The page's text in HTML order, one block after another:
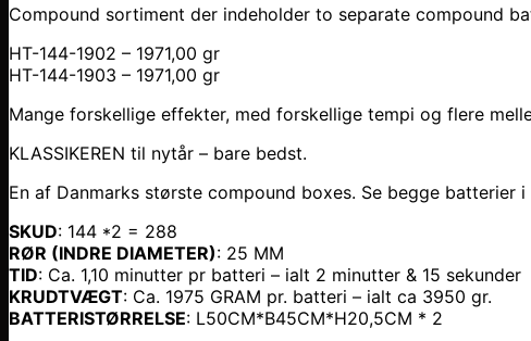
Compound sortiment der indeholder to separate compound
HT-144-1902 – 1971,00 gr
HT-144-1903 – 1971,00 gr
Mange forskellige effekter, med forskellige tempi og flere
KLASSIKEREN til nytår – bare bedst.
En af Danmarks største compound boxes. Se begge batterier i
SKUD: 144 *2 = 288
RØR (INDRE DIAMETER): 25 MM
TID: Ca. 1,10 minutter pr batteri – ialt 2 minutter & 15 sekunder
KRUDTVÆGT: Ca. 1975 GRAM pr. batteri – ialt ca 3950 gr.
BATTERISTØRRELSE: L50CM*B45CM*H20,5CM * 2